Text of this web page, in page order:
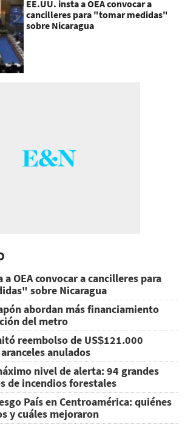
EE.UU. insta a OEA convocar a
cancilleres para "tomar medidas"
sobre Nicaragua
a OEA convocar a cancilleres para
sobre Nicaragua
abordan más financiamiento
del metro
reembolso de US$121.000
anulados
nivel de alerta: 94 grandes
de incendios forestales
País en Centroamérica: quiénes
y cuáles mejoraron